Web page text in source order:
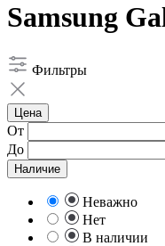
Samsung
Фильтры
Цена
От
До
Наличие
Неважно
Нет
В наличии